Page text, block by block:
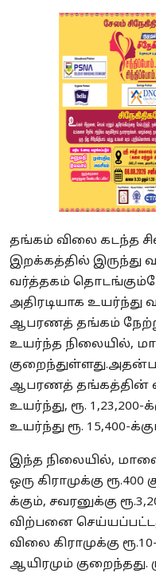
தங்கம் விலை கடந்த
இறக்கத்தில் இருந்து
வர்த்தகம்
அதிரடியாக உயர்ந்து
ஆபரணத் தங்கம்
உயர்ந்த நிலையில்,
குறைந்துள்ளது.
ஆபரணத் தங்கத்தின்
உயர்ந்து, ரூ. 1,23,200-
உயர்ந்து ரூ. 15,400-
இந்த நிலையில்,
ஒரு கிராமுக்கு ரூ.400
க்கும், சவரனுக்கு
விற்பனை
விலை கிராமுக்கு
ஆயிரமும்